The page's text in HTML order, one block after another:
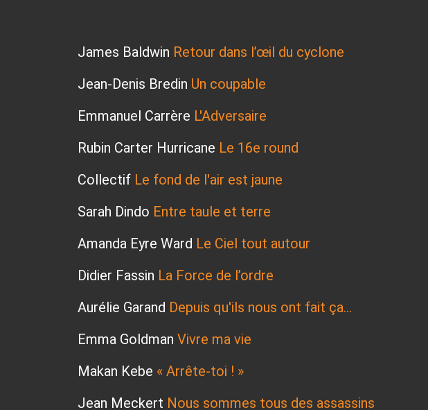
James Baldwin Retour dans l’œil du cyclone
Jean-Denis Bredin Un coupable
Emmanuel Carrère L'Adversaire
Rubin Carter Hurricane Le 16e round
Collectif Le fond de l'air est jaune
Sarah Dindo Entre taule et terre
Amanda Eyre Ward Le Ciel tout autour
Didier Fassin La Force de l’ordre
Aurélie Garand Depuis qu'ils nous ont fait ça...
Emma Goldman Vivre ma vie
Makan Kebe « Arrête-toi ! »
Jean Meckert Nous sommes tous des assassins